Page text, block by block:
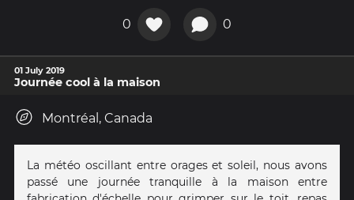
0 0
01 July 2019
Journée cool à la maison
Montréal, Canada
La météo oscillant entre orages et soleil, nous avons
passé une journée tranquille à la maison entre